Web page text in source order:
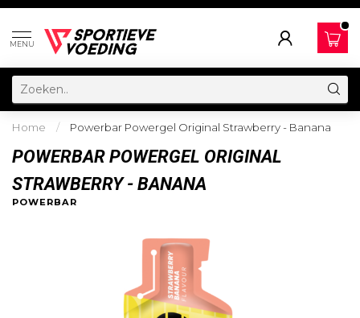
MENU
Home / Powerbar Powergel Original Strawberry - Banana
POWERBAR POWERGEL ORIGINAL
STRAWBERRY - BANANA
POWERBAR